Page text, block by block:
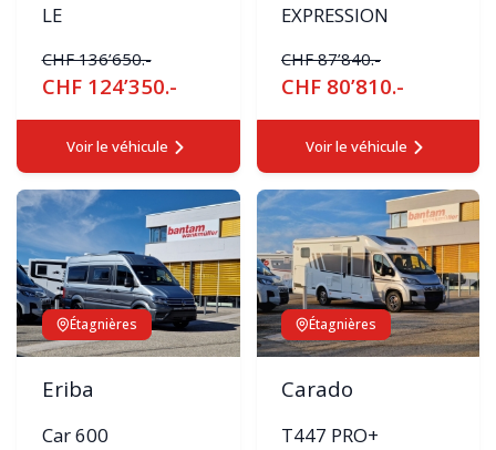
LE
CHF 136’650.-
CHF 124’350.-
Voir le véhicule
EXPRESSION
CHF 87’840.-
CHF 80’810.-
Voir le véhicule
Étagnières
Eriba
Car 600
Étagnières
Carado
T447 PRO+